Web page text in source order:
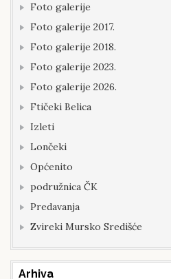
Foto galerije
Foto galerije 2017.
Foto galerije 2018.
Foto galerije 2023.
Foto galerije 2026.
Ftičeki Belica
Izleti
Lončeki
Općenito
podružnica ČK
Predavanja
Zvireki Mursko Središće
Arhiva